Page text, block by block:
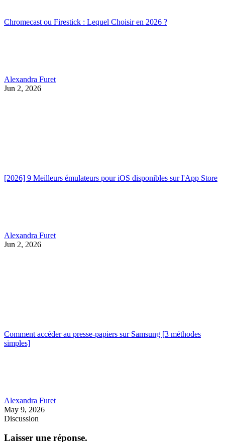
Chromecast ou Firestick : Lequel Choisir en 2026 ?
Alexandra Furet
Jun 2, 2026
[2026] 9 Meilleurs émulateurs pour iOS disponibles sur l'App Store
Alexandra Furet
Jun 2, 2026
Comment accéder au presse-papiers sur Samsung [3 méthodes
simples]
Alexandra Furet
May 9, 2026
Discussion
Laisser une réponse.